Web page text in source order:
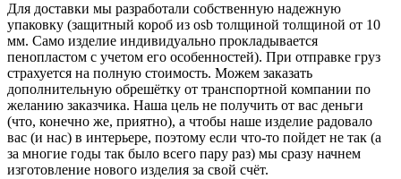
Для доставки мы разработали собственную надежную
упаковку (защитный короб из osb толщиной толщиной от 10
мм. Само изделие индивидуально прокладывается
пенопластом с учетом его особенностей). При отправке груз
страхуется на полную стоимость. Можем заказать
дополнительную обрешётку от транспортной компании по
желанию заказчика. Наша цель не получить от вас деньги
(что, конечно же, приятно), а чтобы наше изделие радовало
вас (и нас) в интерьере, поэтому если что-то пойдет не так (а
за многие годы так было всего пару раз) мы сразу начнем
изготовление нового изделия за свой счёт.